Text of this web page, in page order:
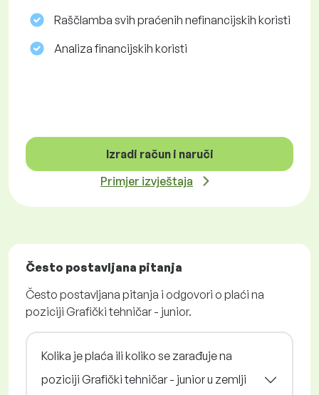
Raščlamba svih praćenih nefinancijskih koristi
Analiza financijskih koristi
Izradi račun i naruči
Primjer izvještaja
Često postavljana pitanja
Često postavljana pitanja i odgovori o plaći na
poziciji Grafički tehničar - junior.
Kolika je plaća ili koliko se zarađuje na
poziciji Grafički tehničar - junior u zemlji